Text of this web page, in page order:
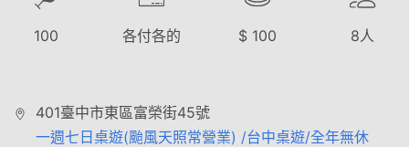
100 各付各的 $ 100 8人
401臺中市東區富榮街45號
一週七日桌遊(颱風天照常營業) /台中桌遊/全年無休